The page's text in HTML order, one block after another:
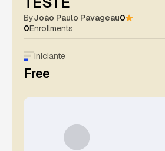
ByJoão Paulo Pavageau0
0Enrollments
Iniciante
Free